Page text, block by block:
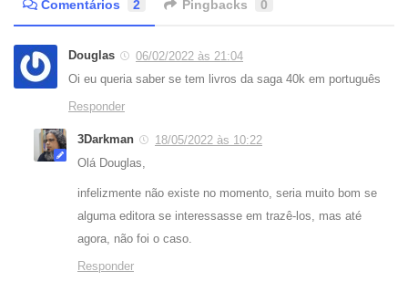
Comentários 2 Pingbacks 0
Douglas
06/02/2022 às 21:04
Oi eu queria saber se tem livros da saga 40k em português
Responder
3Darkman
18/05/2022 às 10:22
Olá Douglas,
infelizmente não existe no momento, seria muito bom se
alguma editora se interessasse em trazê-los, mas até
agora, não foi o caso.
Responder